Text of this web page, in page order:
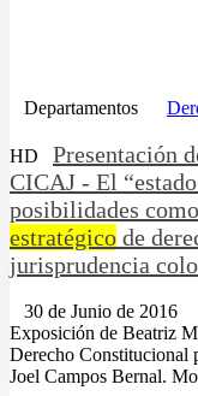
Departamentos
HD
Presentación
CICAJ - El
posibilidades
estratégico de
jurisprudencia
30 de Junio de 2016
Exposición de Beatriz
Derecho Constitucional
Joel Campos Bernal.